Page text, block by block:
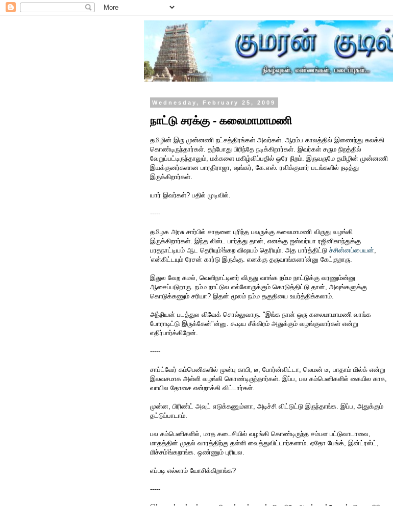
Wednesday, February 25, 2009
நாட்டு சரக்கு - கலைமாமாமணி
தமிழின் இரு முன்னணி நட்சத்திரங்கள் அவர்கள். ஆரம்ப காலத்தில் இணைந்து கலக்கி
கொண்டிருந்தார்கள். தற்போது பிரிந்தே நடிக்கிறார்கள். இவர்கள் சரும நிறத்தில்
வேறுப்பட்டிருந்தாலும், மக்களை மகிழ்விப்பதில் ஒரே நிறம். இருவருமே தமிழின் முன்னணி
இயக்குனர்களான பாரதிராஜா, ஷங்கர், கே.எஸ். ரவிக்குமார் படங்களில் நடித்து
இருக்கிறார்கள்.
யார் இவர்கள்? பதில் முடிவில்.
-----
தமிழக அரசு சார்பில் சாதனை புரிந்த பலருக்கு கலைமாமணி விருது வழங்கி
இருக்கிறார்கள். இந்த லிஸ்ட பார்த்து தான், எனக்கு ஐஸ்வர்யா ரஜினிகாந்துக்கு
பரதநாட்டியம் ஆட தெரியும்'ங்கற விஷயம் தெரியும். அத பார்த்திட்டு ச்சின்னப்பையன்
'என்கிட்டயும் ரேசன் கார்டு இருக்கு. எனக்கு தருவாங்களா'ன்னு கேட்குறாரு.
இதுல வேற கமல், வெளிநாட்டினர் விருது வாங்க நம்ம நாட்டுக்கு வரணும்ன்னு
ஆசைப்படுறாரு. நம்ம நாட்டுல எல்லோருக்கும் கொடுத்திட்டு தான், அவுங்களுக்கு
கொடுக்கணும் சரியா? இதன் மூலம் நம்ம தகுதியை உயர்த்திக்கலாம்.
அந்நியன் படத்துல விவேக் சொல்லுவாரு. "இங்க நான் ஒரு கலைமாமாமணி வாங்க
போராடிட்டு இருக்கேன்"ன்னு. கூடிய சீக்கிரம் அதுக்கும் வழங்குவார்கள் என்று
எதிர்பார்க்கிறேன்.
-----
சாப்ட்வேர் கம்பெனிகளில் முன்பு காபி, டீ, போர்ன்விட்டா, லெமன் டீ, பாதாம் மில்க் என்று
இலவசமாக அள்ளி வழங்கி கொண்டிருந்தார்கள். இப்ப, பல கம்பெனிகளில் கையில காசு,
வாயில தோசை என்றாக்கி விட்டார்கள்.
முன்ன, பிரிண்ட் அவுட் எடுக்கணும்னா, அடிச்சி விட்டுட்டு இருந்தாங்க. இப்ப, அதுக்கும்
தட்டுப்பாடாம்.
பல கம்பெனிகளில், மாத கடைசியில் வழங்கி கொண்டிருந்த சம்பள பட்டுவாடாவை,
மாதத்தின் முதல் வாரத்திற்கு தள்ளி வைத்துவிட்டார்களாம். ஏதோ பேங்க், இன்ட்ரஸ்ட்,
மிச்சம்'ங்கறாங்க. ஒண்ணும் புரியல.
எப்படி எல்லாம் யோசிக்கிறாங்க?
-----